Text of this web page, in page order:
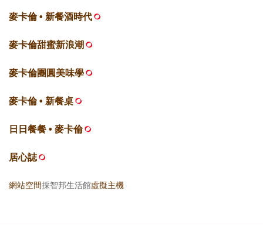
麥卡倫 • 新餐酒時代
麥卡倫甜蜜新浪潮
麥卡倫團圓美味學
麥卡倫 • 新餐桌
日日餐餐 • 麥卡倫
居心誌
網站空間採智邦生活館虛擬主機